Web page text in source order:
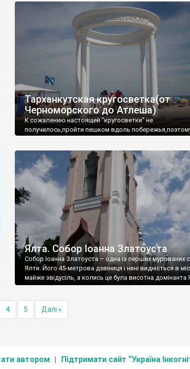
Тарханкутская кругосветка(от
Черноморского до Атлеша)
К сожалению настоящей "кругосветки" не
получилось,пройти пешком вдоль
Ялта. Собор Іоанна Златоуста
Собор Іоанна Златоуста – одна із перших мурованих
Ялти. Його 45-метрова дзвіниця і нині видніється в
майже звідусіль, а колись це була висотна домінанта
4 5 Далі »
автором Підтримати сайт “Україна